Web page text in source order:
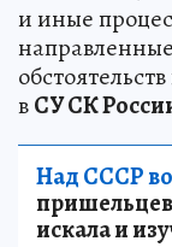
и иные
вСУ СК
Над СССР
искала и